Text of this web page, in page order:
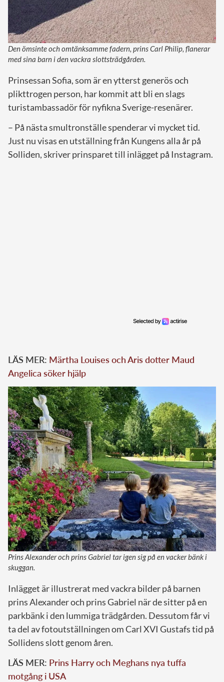
Den ömsinte och omtänksamme fadern, prins Carl Philip, flanerar
med sina barn i den vackra slottsträdgården.
Prinsessan Sofia, som är en ytterst generös och
plikttrogen person, har kommit att bli en slags
turistambassadör för nyfikna Sverige-resenärer.
– På nästa smultronställe spenderar vi mycket tid.
Just nu visas en utställning från Kungens alla år på
Solliden, skriver prinsparet till inlägget på Instagram.
LÄS MER: Märtha Louises och Aris dotter Maud
Angelica söker hjälp
Prins Alexander och prins Gabriel tar igen sig på en vacker bänk i
skuggan.
Inlägget är illustrerat med vackra bilder på barnen
prins Alexander och prins Gabriel när de sitter på en
parkbänk i den lummiga trädgården. Dessutom får vi
ta del av fotoutställningen om Carl XVI Gustafs tid på
Sollidens slott genom åren.
LÄS MER: Prins Harry och Meghans nya tuffa
motgång i USA